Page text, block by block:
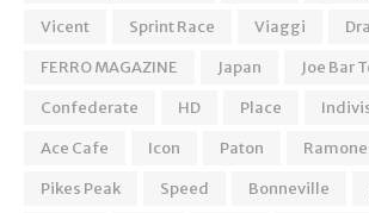
Vicent
Sprint Race Viaggi
FERRO MAGAZINE
Japan
Joe Bar
Confederate
HD Place
Ace Cafe
Icon Paton
Pikes Peak
Speed Bonneville